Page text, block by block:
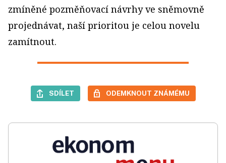
zmíněné pozměňovací návrhy ve sněmovně
projednávat, naší prioritou je celou novelu
zamítnout.
SDÍLET ODEMKNOUT ZNÁMÉMU